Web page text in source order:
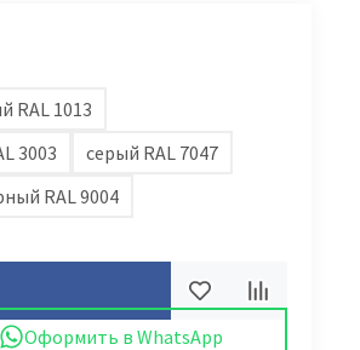
RAL 1013
3003
серый RAL 7047
RAL 9004
Оформить в WhatsApp